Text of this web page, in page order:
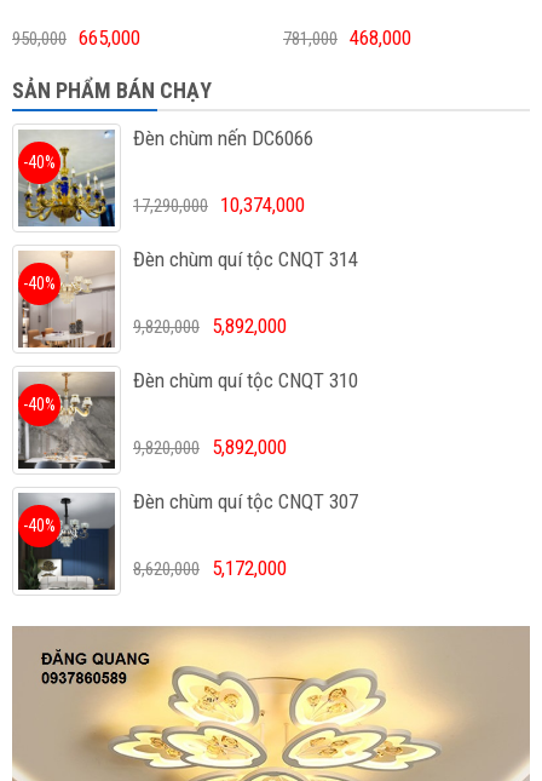
950,000 665,000 781,000 468,000
SẢN PHẨM BÁN CHẠY
Đèn chùm nến DC6066
-40%
17,290,000 10,374,000
Đèn chùm quí tộc CNQT 314
-40%
9,820,000 5,892,000
Đèn chùm quí tộc CNQT 310
-40%
9,820,000 5,892,000
Đèn chùm quí tộc CNQT 307
-40%
8,620,000 5,172,000